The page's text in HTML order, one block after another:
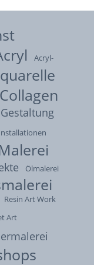
Acryl-
Collagen
Gestaltung
Ölmalerei
Resin Art Work
Art